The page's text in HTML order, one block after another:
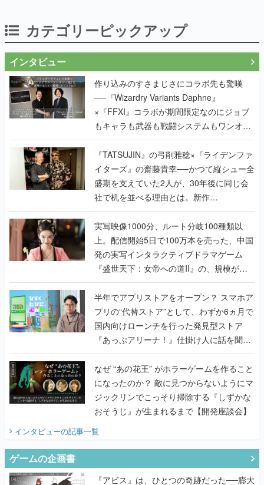
カテゴリーピックアップ
インタビュー
作り込みのすさまじさにコラボ先も驚嘆
──『Wizardry Variants Daphne』
×『FFXI』コラボが期間限定なのにジョブ
もキャラも武器も戦闘システムもワンオフ
で作り込まれた理由を両ディレクターに聞
く
『TATSUJIN』の弓削雅稔×『ライデンファ
イターズ』の齋藤貴幸──かつて縦シュー全
盛期を支えていた2人が、30年後に同じ会
社で机を並べる理由とは。新作
『TATSUJIN EXTREME』で初タッグを組
んだレジェンド2人に訊く開発秘話
実写映像1000分、ルート分岐100種類以
上。配信開始5日で100万本を売った、中国
発の実写インタラクティブドラマゲーム
『盛世天下：女帝への道II』の、規模が違
うこだわりをプロデューサーに聞いた
半年でアプリストアをオープン？ スマホア
プリの“代替ストア”として、わずか6ヵ月で
国内向けローンチを行った発見型ストア
『あっぷアリーナ！』仕掛け人に話を聞い
てみた
なぜ “あの花王” がホラーゲームを作ること
になったのか？ 敵に見つからないようにマ
ジックリンでこっそり掃除する『しずかな
おそうじ』が生まれるまで【開発座談会】
インタビューの記事一覧
ゲームの企画書
『アビス』は、ひとつの奇跡だった──膨大